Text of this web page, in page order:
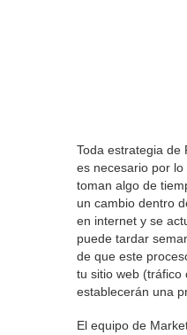
Toda estrategia de
es necesario por
toman algo de
un cambio dentro
en internet y se
puede tardar
de que este
tu sitio web (tráfico
establecerán una
El equipo de